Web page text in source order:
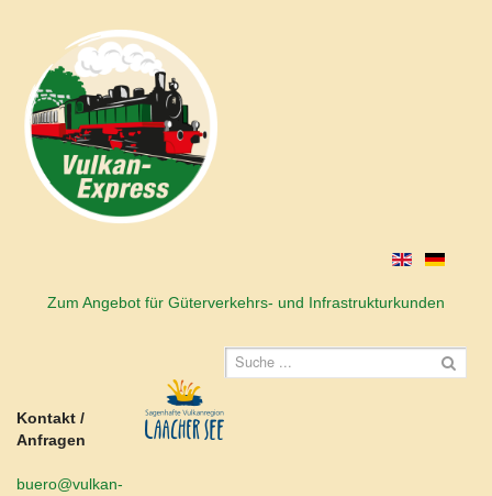
Zum Angebot für Güterverkehrs- und Infrastrukturkunden
Kontakt /
Anfragen
buero@vulkan-